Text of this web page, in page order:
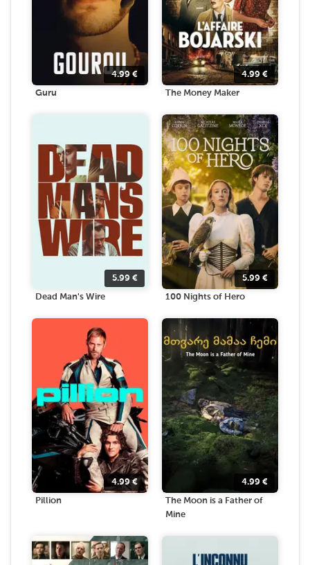
4.99 €
Guru
4.99 €
The Money Maker
5.99 €
Dead Man's Wire
5.99 €
100 Nights of Hero
4.99€
Pillion
4.99 €
The Moon is a Father of
Mine